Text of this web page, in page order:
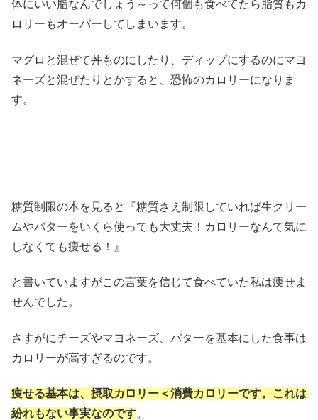
体にいい脂なんでしょう～って何個も食べてたら脂質もカ
ロリーもオーバーしてしまいます。
マグロと混ぜて丼ものにしたり、ディップにするのにマヨ
ネーズと混ぜたりとかすると、恐怖のカロリーになりま
す。
糖質制限の本を見ると『糖質さえ制限していれば生クリー
ムやバターをいくら使っても大丈夫！カロリーなんて気に
しなくても痩せる！』
と書いていますがこの言葉を信じて食べていた私は痩せま
せんでした。
さすがにチーズやマヨネーズ、バターを基本にした食事は
カロリーが高すぎるのです。
痩せる基本は、摂取カロリー＜消費カロリーです。これは
紛れもない事実なのです。